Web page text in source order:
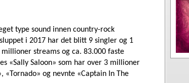
type sound innen country-rock
i 2017 har det blitt 9 singler og 1
streams og ca. 83.000 faste
«Sally Saloon» som har over 3 millioner
og nevnte «Captain In The